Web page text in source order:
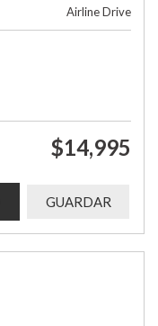
Airline Drive
$14,995
GUARDAR